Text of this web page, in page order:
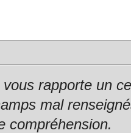
rapporte un
mal
compréhension.